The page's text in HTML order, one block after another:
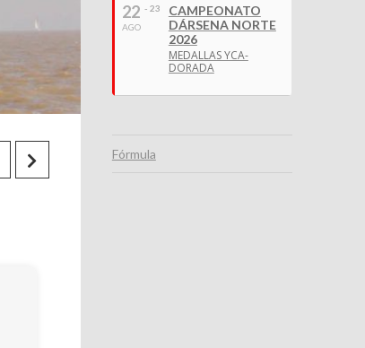
22
AGO
- 23
CAMPEONATO
DÁRSENA NORTE
2026
MEDALLAS YCA-
DORADA
Fórmula